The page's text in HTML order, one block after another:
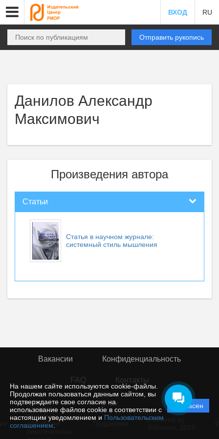
На нашем сайте используются cookie-файлы.
Продолжая пользоваться данным сайтом, вы
подтверждаете свое согласие на
использование файлов cookie в соответствии с
настоящим уведомлением и Пользовательским
соглашением
Согласен
ВХОД RU
Отправить рукопись
Данилов Александр
Максимович
Произведения автора
Статьи
Статья в научном журнале:
системный стиль мышления
Вакансии Конфиденциальность
FAQ Контакты
© rior
Политика
защиты и
обработки
Powered by